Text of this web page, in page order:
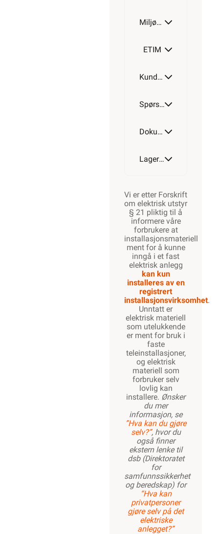
Miljøparametere
ETIM
Kundeomtale
Spørsmål og svar
Dokumentasjon
Lagerstatus
Vi er etter Forskrift
om elektrisk utstyr
§ 21 pliktig til å
informere våre
forbrukere at
installasjonsmateriell
ment for å kunne
inngå i et fast
elektrisk anlegg
kan kun
installeres av en
registrert
installasjonsvirksomhet.
Unntatt er
elektrisk materiell
som utelukkende
er ment for bruk i
faste
teleinstallasjoner,
og elektrisk
materiell som
forbruker selv
lovlig kan
installere. Ønsker
du mer
informasjon, se
”Hva kan du gjøre
selv?”, hvor du
også finner
ekstern lenke til
dsb (Direktoratet
for
samfunnssikkerhet
og beredskap) for
“Hva kan
privatpersoner
gjøre selv på det
elektriske
anlegget?”